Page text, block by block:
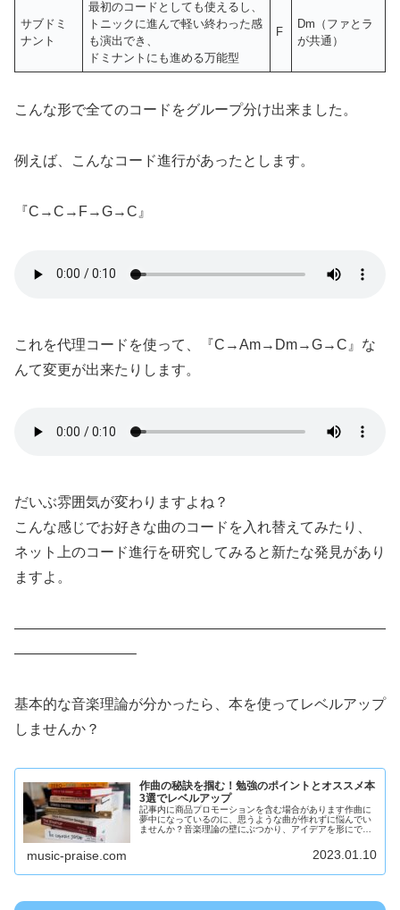
サブドミ
ナント
最初のコードとしても使えるし、
トニックに進んで軽い終わった感
も演出でき、
ドミナントにも進める万能型
F
Dm（ファとラ
が共通）
こんな形で全てのコードをグループ分け出来ました。
例えば、こんなコード進行があったとします。
『C→C→F→G→C』
これを代理コードを使って、『C→Am→Dm→G→C』な
んて変更が出来たりします。
だいぶ雰囲気が変わりますよね？
こんな感じでお好きな曲のコードを入れ替えてみたり、
ネット上のコード進行を研究してみると新たな発見があり
ますよ。
——————————————————————————
————————–
基本的な音楽理論が分かったら、本を使ってレベルアップ
しませんか？
作曲の秘訣を掴む！勉強のポイントとオススメ本
3選でレベルアップ
記事内に商品プロモーションを含む場合があります作曲に
夢中になっているのに、思うような曲が作れずに悩んでい
ませんか？音楽理論の壁にぶつかり、アイデアを形にでき
music-praise.com 2023.01.10